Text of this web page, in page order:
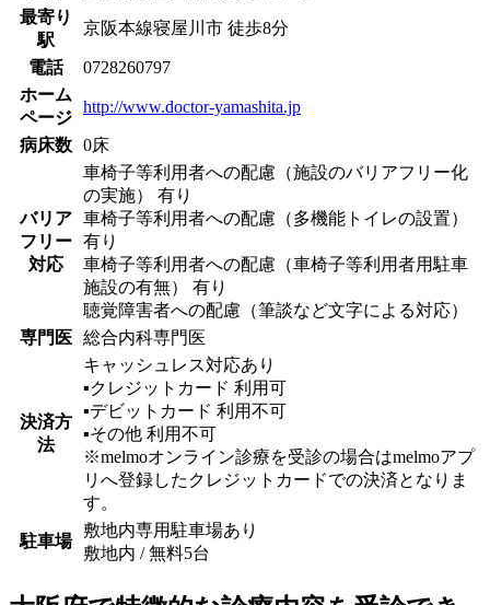
最寄り
駅
京阪本線寝屋川市 徒歩8分
電話
0728260797
ホーム
ページ
http://www.doctor-yamashita.jp
病床数 0床
バリア
フリー
対応
車椅子等利用者への配慮（施設のバリアフリー化
の実施） 有り
車椅子等利用者への配慮（多機能トイレの設置）
有り
車椅子等利用者への配慮（車椅子等利用者用駐車
施設の有無） 有り
聴覚障害者への配慮（筆談など文字による対応）
専門医
総合内科専門医
決済方
法
キャッシュレス対応あり
▪︎クレジットカード 利用可
▪︎デビットカード 利用不可
▪︎その他 利用不可
※melmoオンライン診療を受診の場合はmelmoアプ
リへ登録したクレジットカードでの決済となりま
す。
駐車場
敷地内専用駐車場あり
敷地内 / 無料5台